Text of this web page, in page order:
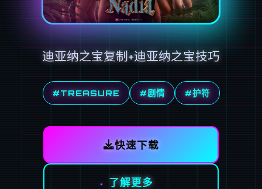
迪亚纳之宝复制+迪亚纳之宝技巧
#TREASURE #剧情 #护符
快速下载
了解更多